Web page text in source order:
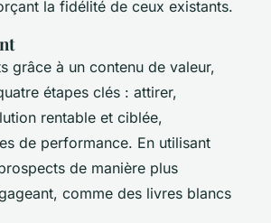
la fidélité de ceux existants.
grâce à un contenu de valeur,
étapes clés : attirer,
rentable et ciblée,
de performance. En utilisant
de manière plus
comme des livres blancs